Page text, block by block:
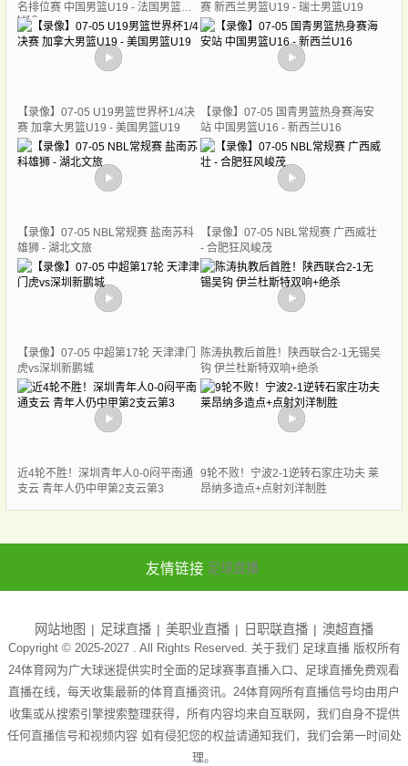
名排位赛 中国男篮U19 - 法国男篮
U19
赛 新西兰男篮U19 - 瑞士男篮U19
【录像】07-05 U19男篮世界杯1/4决
赛 加拿大男篮U19 - 美国男篮U19
【录像】07-05 国青男篮热身赛海安
站 中国男篮U16 - 新西兰U16
【录像】07-05 NBL常规赛 盐南苏科
雄狮 - 湖北文旅
【录像】07-05 NBL常规赛 广西威壮
- 合肥狂风峻茂
【录像】07-05 中超第17轮 天津津门
虎vs深圳新鹏城
陈涛执教后首胜！陕西联合2-1无锡吴
钩 伊兰杜斯特双响+绝杀
近4轮不胜！深圳青年人0-0闷平南通
支云 青年人仍中甲第2支云第3
9轮不败！宁波2-1逆转石家庄功夫 莱
昂纳多造点+点射刘洋制胜
友情链接 足球直播
网站地图 足球直播 美职业直播 日职联直播 澳超直播
Copyright © 2025-2027 . All Rights Reserved. 关于我们 足球直播版权所有
24体育网为广大球迷提供实时全面的足球赛事直播入口、足球直播免费观看
直播在线，每天收集最新的体育直播资讯。24体育网所有直播信号均由用户
收集或从搜索引擎搜索整理获得，所有内容均来自互联网，我们自身不提供
任何直播信号和视频内容 如有侵犯您的权益请通知我们，我们会第一时间处
理。